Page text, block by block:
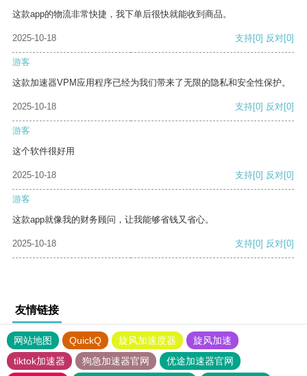
这款app的物流非常快捷，我下单后很快就能收到商品。
2025-10-18 支持[0] 反对[0]
游客
这款加速器VPM应用程序已经为我们带来了无限的隐私和安全性保护。
2025-10-18 支持[0] 反对[0]
游客
这个软件很好用
2025-10-18 支持[0] 反对[0]
游客
这款app就像我的财务顾问，让我能够省钱又省心。
2025-10-18 支持[0] 反对[0]
友情链接
网站地图 QuickQ 旋风加速度器
旋风加速
tiktok加速器
狗急加速器官网 优途加速器官网